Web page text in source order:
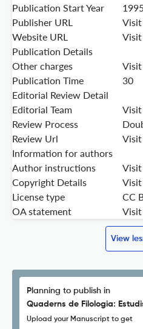
Publication Start Year
Publisher URL
Website URL
Publication Details
Other charges
Publication Time
30
Editorial Review Detail
Editorial Team
Review Process
Review Url
Information for authors
Author instructions
Copyright Details
License type
CC
OA statement
View
Planning to publish in
Quaderns de Filologia:
Upload your Manuscript to get